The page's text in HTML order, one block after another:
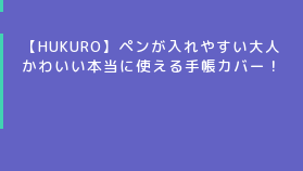
【HUKURO】ペンが入れやすい大人
かわいい本当に使える手帳カバー！